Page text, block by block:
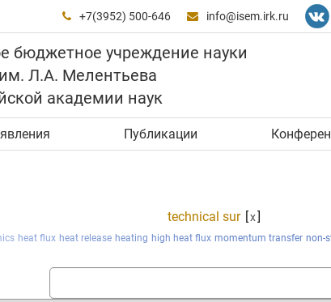
 +7(3952) 500-646  info@isem.irk.ru
бюджетное учреждение науки
Л.А. Мелентьева
академии наук
Публикации
technical sur [x]
heat flux heat release heating high heat flux momentum transfer non-